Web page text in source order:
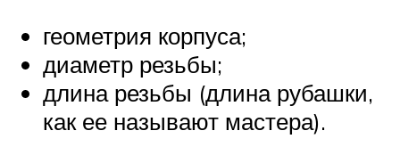
геометрия корпуса;
диаметр резьбы;
длина резьбы (длина рубашки,
как ее называют мастера).